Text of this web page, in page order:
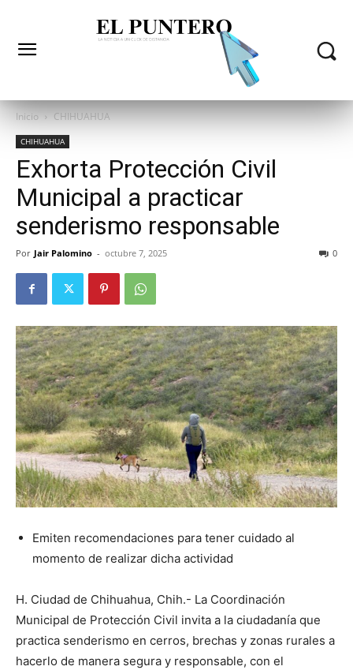
Inicio CHIHUAHUA
CHIHUAHUA
Exhorta Protección Civil
Municipal a practicar
senderismo responsable
Por Jair Palomino - octubre 7, 2025 0
Emiten recomendaciones para tener cuidado al
momento de realizar dicha actividad
H. Ciudad de Chihuahua, Chih.- La Coordinación
Municipal de Protección Civil invita a la ciudadanía que
practica senderismo en cerros, brechas y zonas rurales a
hacerlo de manera segura y responsable, con el